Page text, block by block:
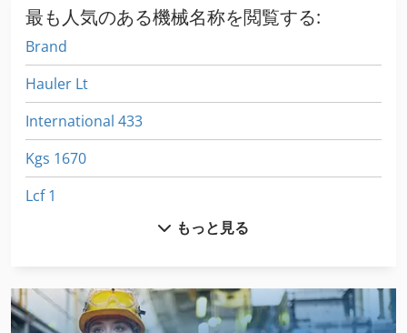
最も人気のある機械名称を閲覧する:
Brand
Hauler Lt
International 433
Kgs 1670
Lcf 1
Ng 200
もっと見る